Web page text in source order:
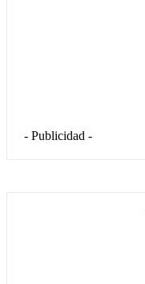
- Publicidad -